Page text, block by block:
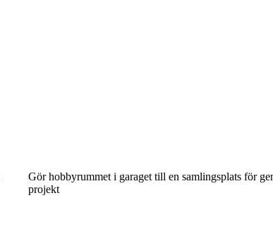
Gör hobbyrummet i garaget till en samlingsplats för
projekt